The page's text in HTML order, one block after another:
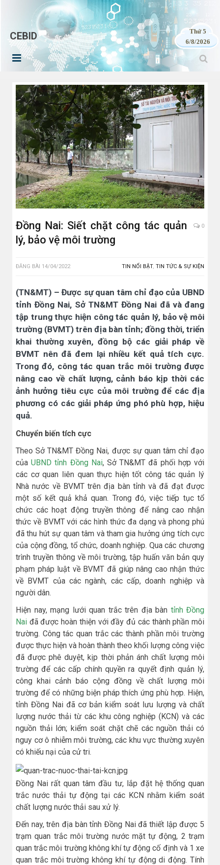
CEBID
Thứ 5
6/8/2026
Đồng Nai: Siết chặt công tác quản
lý, bảo vệ môi trường
0
ĐĂNG BÀI 14/04/2022 TIN NỔI BẬT, TIN TỨC & SỰ KIỆN
(TN&MT) – Được sự quan tâm chỉ đạo của UBND
tỉnh Đồng Nai, Sở TN&MT Đồng Nai đã và đang
tập trung thực hiện công tác quản lý, bảo vệ môi
trường (BVMT) trên địa bàn tỉnh; đồng thời, triển
khai thường xuyên, đồng bộ các giải pháp về
BVMT nên đã đem lại nhiều kết quả tích cực.
Trong đó, công tác quan trắc môi trường được
nâng cao về chất lượng, cảnh báo kịp thời các
ảnh hưởng tiêu cực của môi trường để các địa
phương có các giải pháp ứng phó phù hợp, hiệu
quả.
Chuyển biến tích cực
Theo Sở TN&MT Đồng Nai, được sự quan tâm chỉ đạo
củaUBND tỉnh Đồng Nai, Sở TN&MT đã phối hợp với
các cơ quan liên quan thực hiện tốt công tác quản lý
Nhà nước về BVMT trên địa bàn tỉnh và đã đạt được
một số kết quả khả quan. Trong đó, việc tiếp tục tổ
chức các hoạt động truyền thông để nâng cao nhận
thức về BVMT với các hình thức đa dạng và phong phú
đã thu hút sự quan tâm và tham gia hưởng ứng tích cực
của cộng đồng, tổ chức, doanh nghiệp. Qua các chương
trình truyền thông về môi trường, tập huấn văn bản quy
phạm pháp luật về BVMT đã giúp nâng cao nhận thức
về BVMT của các ngành, các cấp, doanh nghiệp và
người dân.
Hiện nay, mạng lưới quan trắc trên địa bàn tỉnh Đồng
Nai đã được hoàn thiện với đầy đủ các thành phần môi
trường. Công tác quan trắc các thành phần môi trường
được thực hiện và hoàn thành theo khối lượng công việc
đã được phê duyệt, kịp thời phản ánh chất lượng môi
trường để các cấp chính quyền ra quyết định quản lý,
công khai cảnh báo cộng đồng về chất lượng môi
trường để có những biện pháp thích ứng phù hợp. Hiện,
tỉnh Đồng Nai đã cơ bản kiểm soát lưu lượng và chất
lượng nước thải từ các khu công nghiệp (KCN) và các
nguồn thải lớn; kiểm soát chặt chẽ các nguồn thải có
nguy cơ ô nhiễm môi trường, các khu vực thường xuyên
có khiếu nại của cử tri.
Đồng Nai rất quan tâm đầu tư, lắp đặt hệ thống quan
trắc nước thải tự động tại các KCN nhằm kiểm soát
chất lượng nước thải sau xử lý.
Đến nay, trên địa bàn tỉnh Đồng Nai đã thiết lập được 5
trạm quan trắc môi trường nước mặt tự động, 2 trạm
quan trắc môi trường không khí tự động cố định và 1 xe
quan trắc môi trường không khí tự động di động. Tính